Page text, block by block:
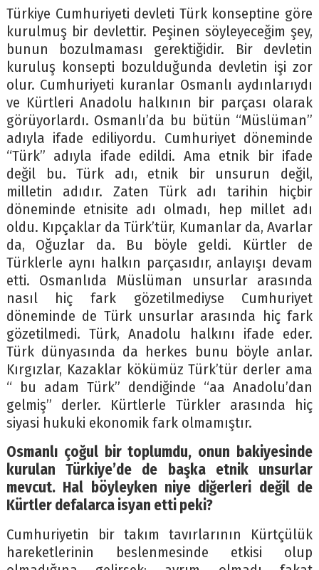
Türkiye Cumhuriyeti devleti Türk konseptine göre
kurulmuş bir devlettir. Peşinen söyleyeceğim şey,
bunun bozulmaması gerektiğidir. Bir devletin
kuruluş konsepti bozulduğunda devletin işi zor
olur. Cumhuriyeti kuranlar Osmanlı aydınlarıydı
ve Kürtleri Anadolu halkının bir parçası olarak
görüyorlardı. Osmanlı’da bu bütün “Müslüman”
adıyla ifade ediliyordu. Cumhuriyet döneminde
“Türk” adıyla ifade edildi. Ama etnik bir ifade
değil bu. Türk adı, etnik bir unsurun değil,
milletin adıdır. Zaten Türk adı tarihin hiçbir
döneminde etnisite adı olmadı, hep millet adı
oldu. Kıpçaklar da Türk’tür, Kumanlar da, Avarlar
da, Oğuzlar da. Bu böyle geldi. Kürtler de
Türklerle aynı halkın parçasıdır, anlayışı devam
etti. Osmanlıda Müslüman unsurlar arasında
nasıl hiç fark gözetilmediyse Cumhuriyet
döneminde de Türk unsurlar arasında hiç fark
gözetilmedi. Türk, Anadolu halkını ifade eder.
Türk dünyasında da herkes bunu böyle anlar.
Kırgızlar, Kazaklar kökümüz Türk’tür derler ama
“ bu adam Türk” dendiğinde “aa Anadolu’dan
gelmiş” derler. Kürtlerle Türkler arasında hiç
siyasi hukuki ekonomik fark olmamıştır.
Osmanlı çoğul bir toplumdu, onun bakiyesinde
kurulan Türkiye’de de başka etnik unsurlar
mevcut. Hal böyleyken niye diğerleri değil de
Kürtler defalarca isyan etti peki?
Cumhuriyetin bir takım tavırlarının Kürtçülük
hareketlerinin beslenmesinde etkisi olup